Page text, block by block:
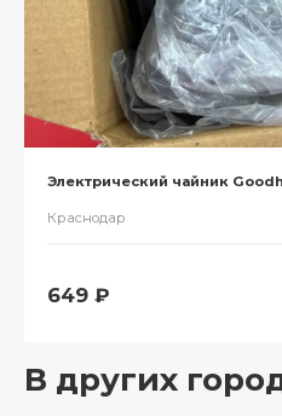
Электрический чайник
Краснодар
649 ₽
В других